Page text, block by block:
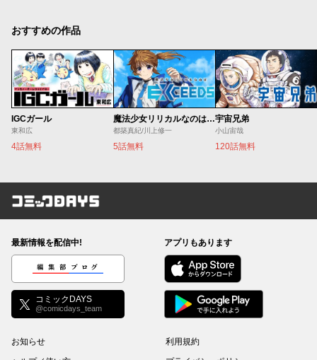
おすすめの作品
IGCガール
東和広
4話無料
魔法少女リリカルなのは EXCEEDS
都築真紀/川上修一
5話無料
宇宙兄弟
小山宙哉
120話無料
コミックDAYS
最新情報を配信中!
編集部ブログ
コミックDAYS
@comicdays_team
アプリもあります
お知らせ
利用規約